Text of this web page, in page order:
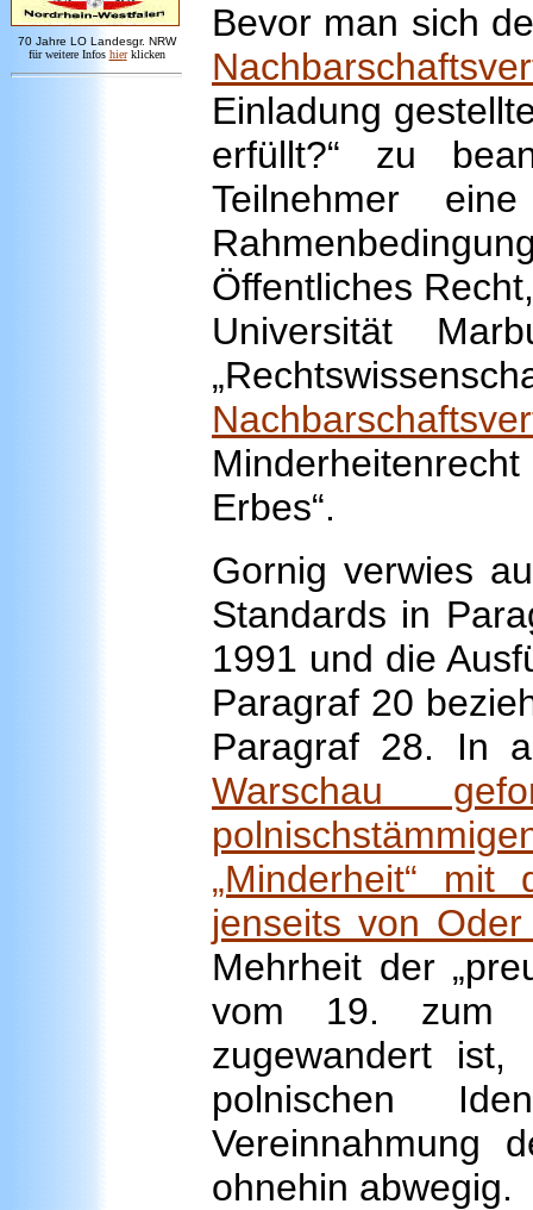
70 Jahre LO Landesgr. NRW
für weitere Infos hier klicken
Bevor man sich
Einladung
erfüllt?“ zu
Teilnehmer
Öffentliches
Universität
Erbes“.
Gornig verwies
Standards in
1991 und die
Paragraf 20
Paragraf 28. In
Warschau
„Minderheit“ mit
jenseits von
Mehrheit der
vom 19. zum
zugewandert
polnischen
Vereinnahmung
ohnehin abwegig.